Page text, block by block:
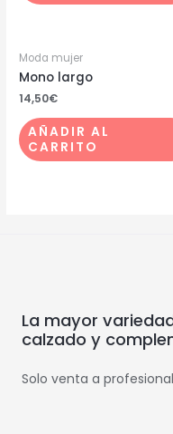
Moda mujer
Mono largo
14,50€
AÑADIR AL
CARRITO
La mayor
calzado y
Solo venta a